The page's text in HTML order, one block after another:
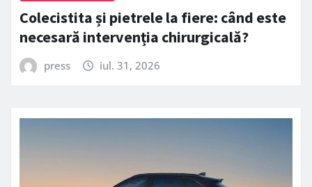
Colecistita și pietrele la fiere: când este
necesară intervenția chirurgicală?
press iul. 31, 2026